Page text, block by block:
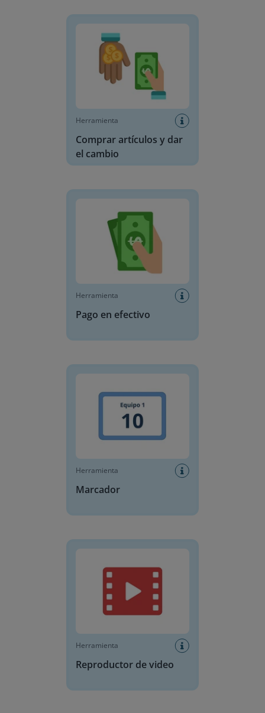
Herramienta
Comprar artículos y dar
el cambio
Herramienta
Pago en efectivo
Herramienta
Marcador
Herramienta
Reproductor de video